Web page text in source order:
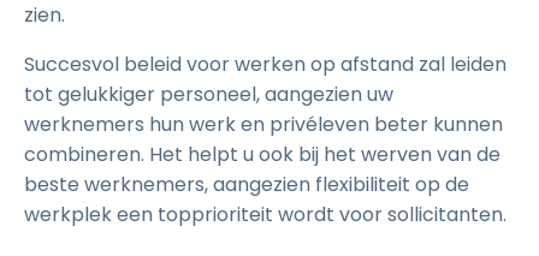
zien.
Succesvol beleid voor werken op afstand zal leiden
tot gelukkiger personeel, aangezien uw
werknemers hun werk en privéleven beter kunnen
combineren. Het helpt u ook bij het werven van de
beste werknemers, aangezien flexibiliteit op de
werkplek een topprioriteit wordt voor sollicitanten.